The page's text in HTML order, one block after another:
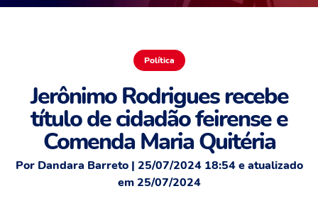
Política
Jerônimo Rodrigues recebe
título de cidadão feirense e
Comenda Maria Quitéria
Por Dandara Barreto | 25/07/2024 18:54 e atualizado
em 25/07/2024